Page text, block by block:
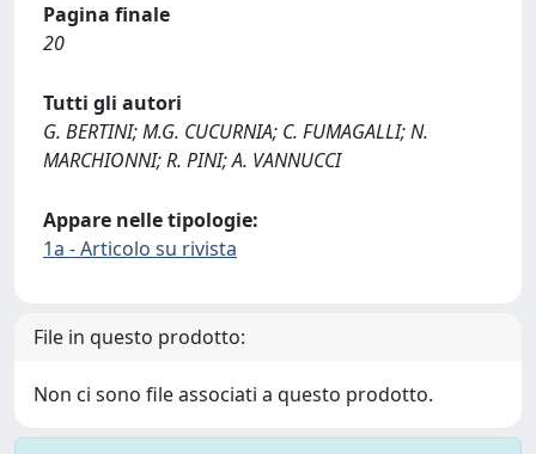
Pagina finale
20
Tutti gli autori
G. BERTINI; M.G. CUCURNIA; C. FUMAGALLI; N.
MARCHIONNI; R. PINI; A. VANNUCCI
Appare nelle tipologie:
1a - Articolo su rivista
File in questo prodotto:
Non ci sono file associati a questo prodotto.